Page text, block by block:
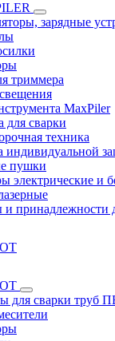
зарядные
триммера
MaxPiler
для сварки
техника
индивидуальной
пушки
электрические и
принадлежности
для сварки труб